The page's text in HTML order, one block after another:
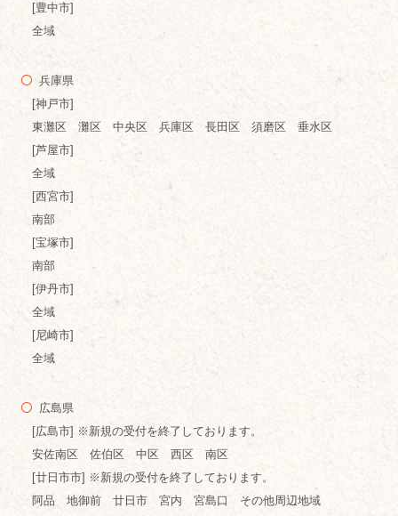
[豊中市]
全域
兵庫県
[神戸市]
東灘区 灘区 中央区 兵庫区 長田区 須磨区 垂水区
[芦屋市]
全域
[西宮市]
南部
[宝塚市]
南部
[伊丹市]
全域
[尼崎市]
全域
広島県
[広島市] ※新規の受付を終了しております。
安佐南区 佐伯区 中区 西区 南区
[廿日市市] ※新規の受付を終了しております。
阿品 地御前 廿日市 宮内 宮島口 その他周辺地域